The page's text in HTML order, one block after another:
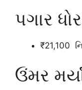
પગાર
₹21,100
ઉંમર